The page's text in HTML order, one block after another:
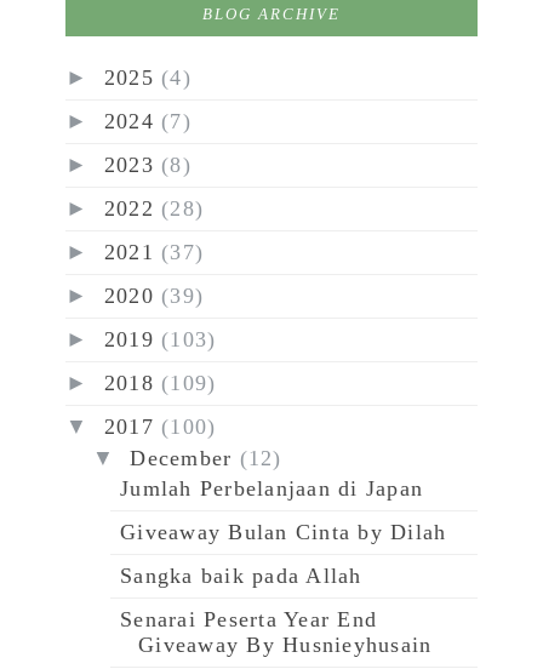
BLOG ARCHIVE
► 2025 (4)
► 2024 (7)
► 2023 (8)
► 2022 (28)
► 2021 (37)
► 2020 (39)
► 2019 (103)
► 2018 (109)
▼ 2017 (100)
▼December (12)
Jumlah Perbelanjaan di Japan
Giveaway Bulan Cinta by Dilah
Sangka baik pada Allah
Senarai Peserta Year End
Giveaway By Husnieyhusain